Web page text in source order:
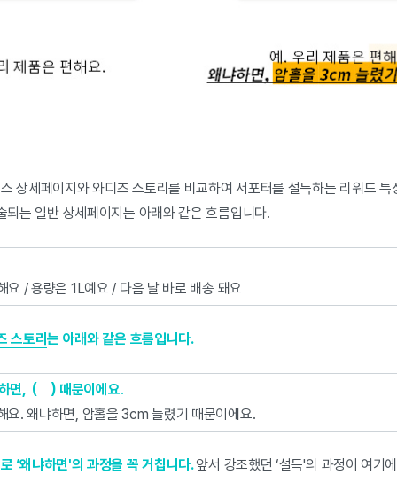
상세페이지와 와디즈 스토리를 비교하여 서포터를 설득하는 리워드
되는 일반 상세페이지는 아래와 같은 흐름입니다.
요 / 용량은 1L예요 / 다음 날 바로 배송 돼요
스토리는 아래와 같은 흐름입니다.
면, ( ) 때문이에요.
요. 왜냐하면, 암홀을 3cm 늘렸기 때문이에요.
‘왜냐하면'의 과정을 꼭 거칩니다.앞서 강조했던 ‘설득'의 과정이 여기